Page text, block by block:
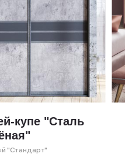
купе "Сталь
"Стандарт"